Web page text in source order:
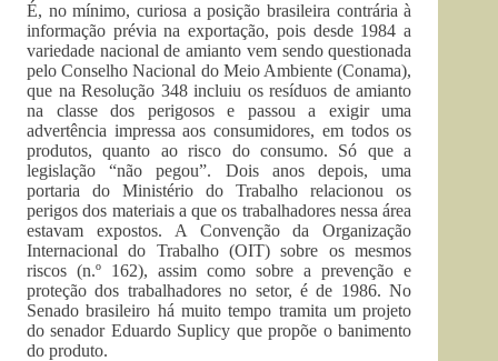
É, no mínimo, curiosa a posição brasileira contrária à
informação prévia na exportação, pois desde 1984 a
variedade nacional de amianto vem sendo questionada
pelo Conselho Nacional do Meio Ambiente (Conama),
que na Resolução 348 incluiu os resíduos de amianto
na classe dos perigosos e passou a exigir uma
advertência impressa aos consumidores, em todos os
produtos, quanto ao risco do consumo. Só que a
legislação “não pegou”. Dois anos depois, uma
portaria do Ministério do Trabalho relacionou os
perigos dos materiais a que os trabalhadores nessa área
estavam expostos. A Convenção da Organização
Internacional do Trabalho (OIT) sobre os mesmos
riscos (n.º 162), assim como sobre a prevenção e
proteção dos trabalhadores no setor, é de 1986. No
Senado brasileiro há muito tempo tramita um projeto
do senador Eduardo Suplicy que propõe o banimento
do produto.